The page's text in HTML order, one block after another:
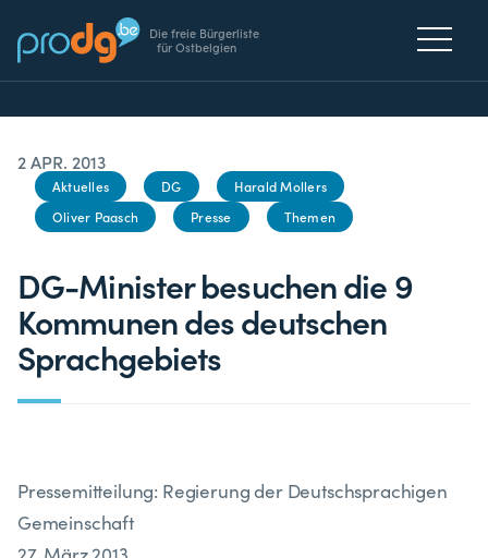
Die freie Bürgerliste
für Ostbelgien
2 APR. 2013
Aktuelles DG
Harald Mollers
Oliver Paasch
Presse Themen
DG-Minister besuchen die 9
Kommunen des deutschen
Sprachgebiets
Pressemitteilung: Regierung der Deutschsprachigen
Gemeinschaft